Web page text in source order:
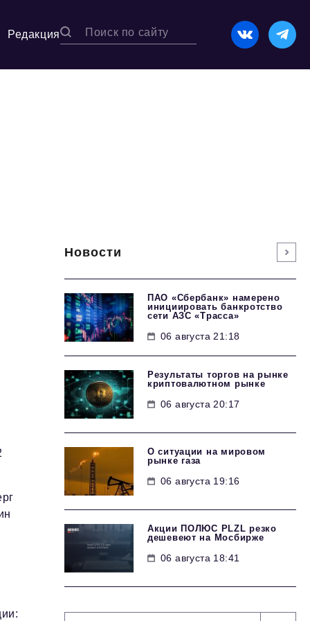
Редакция
Новости
ПАО «Сбербанк» намерено
инициировать банкротство
сети АЗС «Трасса»
06 августа 21:18
Результаты торгов на рынке
криптовалютном рынке
06 августа 20:17
О ситуации на мировом
рынке газа
06 августа 19:16
Акции ПОЛЮС PLZL резко
дешевеют на Мосбирже
06 августа 18:41